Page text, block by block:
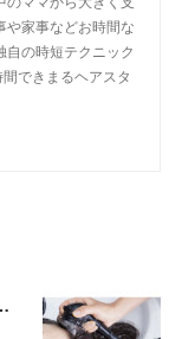
や家事などお時間な
自の時短テクニック
できまるヘアスタ
始めました！